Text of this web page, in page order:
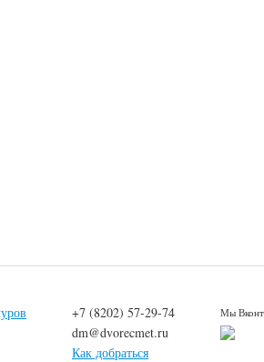
+7 (8202) 57-29-74
dm@dvorecmet.ru
Как добраться
Мы